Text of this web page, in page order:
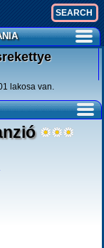
lakosa van.